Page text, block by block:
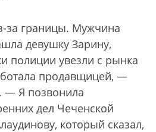
за границы. Мужчина
девушку Зарину,
полиции увезли с рынка
продавщицей, —
— Я позвонила
дел Чеченской
который сказал,